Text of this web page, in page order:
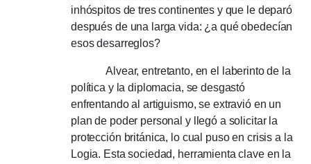
inhóspitos de tres continentes y que le deparó
después de una larga vida: ¿a qué obedecían
esos desarreglos?
Alvear, entretanto, en el laberinto de la
política y la diplomacia, se desgastó
enfrentando al artiguismo, se extravió en un
plan de poder personal y llegó a solicitar la
protección británica, lo cual puso en crisis a la
Logia. Esta sociedad, herramienta clave en la